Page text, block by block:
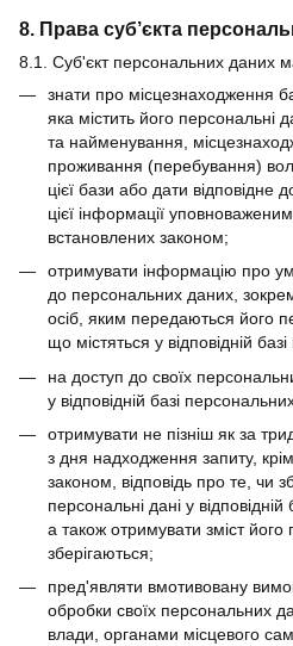
8. Права суб’єкта
8.1. Суб'єкт персональних даних
знати про місцезнаходження
яка містить його персональні
та найменування,
проживання (перебування)
цієї бази або дати
цієї інформації
встановлених законом;
отримувати інформацію про
до персональних даних,
осіб, яким передаються його
що містяться у відповідній
на доступ до своїх
у відповідній базі
отримувати не пізніш як за
з дня надходження запиту,
законом, відповідь про те, чи
персональні дані у
а також отримувати зміст
зберігаються;
пред'являти вмотивовану
обробки своїх персональних
влади, органами місцевого